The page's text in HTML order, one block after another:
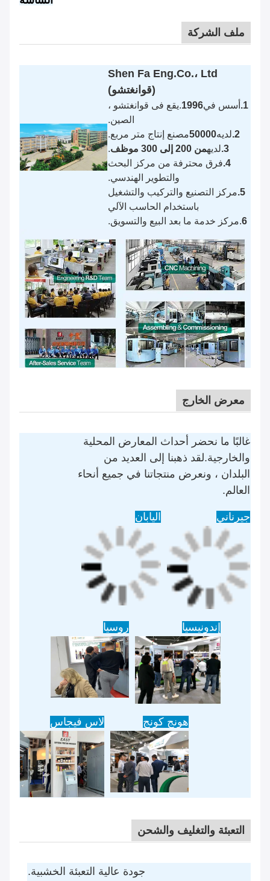
ملف الشركة
Shen Fa Eng.Co.، Ltd
(قوانغتشو)
1. أسس في1996.يقع فى قوانغتشو ،
الصين.
2. لديه50000مصنع إنتاج متر مربع.
3. لديهمن 200 إلى 300 موظف
.
4. فرق محترفة من مركز البحث
والتطوير الهندسي.
5. مركز التصنيع والتركيب والتشغيل
باستخدام الحاسب الآلي
6.مركز خدمة ما بعد البيع والتسويق.
معرض الخارج
غالبًا ما نحضر أحداث المعارض المحلية
والخارجية.لقد ذهبنا إلى العديد من
البلدان ، ونعرض منتجاتنا في جميع أنحاء
العالم.
جيرناني اليابان
إندونيسيا روسيا
هونج كونج لاس فيجاس
التعبئة والتغليف والشحن
جودة عالية التعبئة الخشبية.